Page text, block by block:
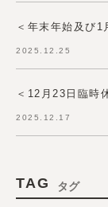
＜年末年始及び1
2025.12.25
＜12月23日臨時
2025.12.17
TAG タグ